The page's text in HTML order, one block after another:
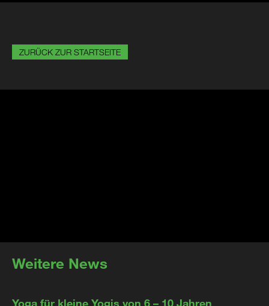
ZURÜCK ZUR STARTSEITE
Weitere News
Yoga für kleine Yogis von 6 – 10 Jahren